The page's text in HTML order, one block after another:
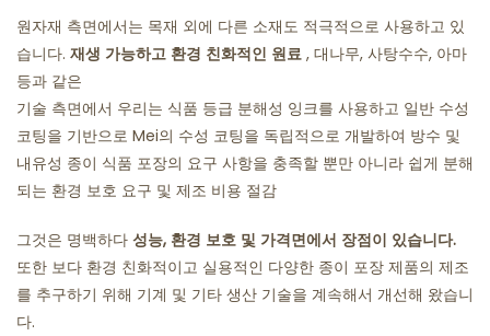
원자재 측면에서는 목재 외에 다른 소재도 적극적으로 사용하고 있
습니다. 재생 가능하고 환경 친화적인 원료 , 대나무, 사탕수수, 아마
등과 같은
기술 측면에서 우리는 식품 등급 분해성 잉크를 사용하고 일반 수성
코팅을 기반으로 Mei의 수성 코팅을 독립적으로 개발하여 방수 및
내유성 종이 식품 포장의 요구 사항을 충족할 뿐만 아니라 쉽게 분해
되는 환경 보호 요구 및 제조 비용 절감
그것은 명백하다 성능, 환경 보호 및 가격면에서 장점이 있습니다.
또한 보다 환경 친화적이고 실용적인 다양한 종이 포장 제품의 제조
를 추구하기 위해 기계 및 기타 생산 기술을 계속해서 개선해 왔습니
다.